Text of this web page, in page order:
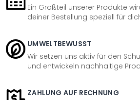
Ein Großteil unserer Produkte
deiner Bestellung speziell für
UMWELTBEWUSST
Wir setzen uns aktiv für den
und entwickeln nachhaltige
ZAHLUNG AUF RECHNUNG